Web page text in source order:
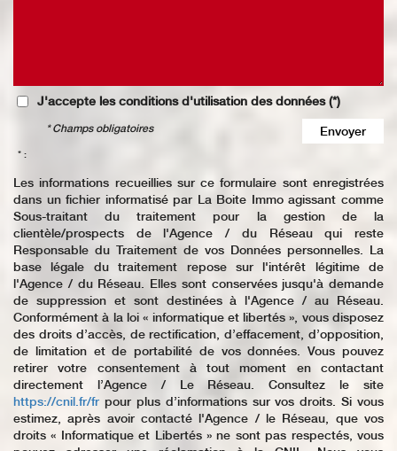
J'accepte les conditions d'utilisation des données (*)
Envoyer
* Champs obligatoires
* :
Les informations recueillies sur ce formulaire sont enregistrées
dans un fichier informatisé par La Boite Immo agissant comme
Sous-traitant du traitement pour la gestion de la
clientèle/prospects de l'Agence / du Réseau qui reste
Responsable du Traitement de vos Données personnelles. La
base légale du traitement repose sur l'intérêt légitime de
l'Agence / du Réseau. Elles sont conservées jusqu'à demande
de suppression et sont destinées à l'Agence / au Réseau.
Conformément à la loi « informatique et libertés », vous disposez
des droits d’accès, de rectification, d’effacement, d’opposition,
de limitation et de portabilité de vos données. Vous pouvez
retirer votre consentement à tout moment en contactant
directement l’Agence / Le Réseau. Consultez le site
https://cnil.fr/fr pour plus d’informations sur vos droits. Si vous
estimez, après avoir contacté l'Agence / le Réseau, que vos
droits « Informatique et Libertés » ne sont pas respectés, vous